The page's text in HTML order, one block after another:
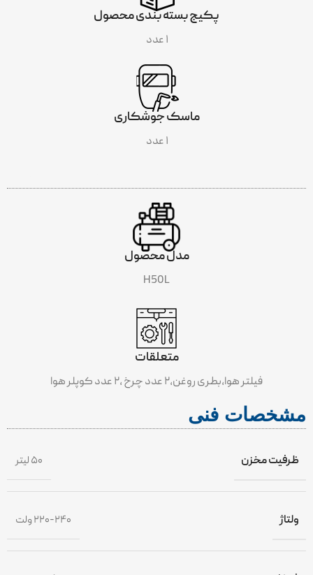
پکیج بسته بندی محصول
۱ عدد
ماسک جوشکاری
۱ عدد
مدل محصول
H50L
متعلقات
فیلتر هوا،بطری روغن،۲ عدد چرخ ،۲ عدد کوپلر هوا
مشخصات فنی
ظرفیت مخزن ۵۰ لیتر
ولتاژ ۲۲۰-۲۴۰ ولت